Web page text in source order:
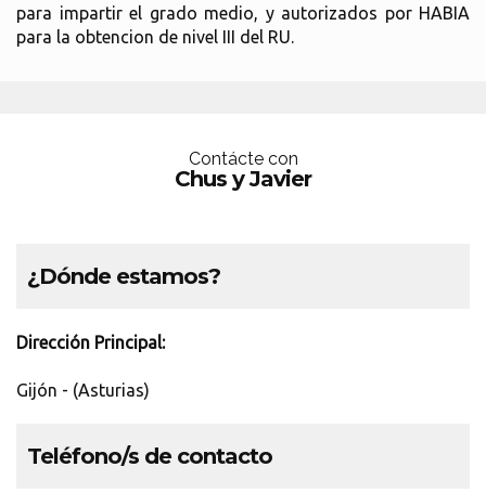
para impartir el grado medio, y autorizados por HABIA
para la obtencion de nivel III del RU.
Contácte con
Chus y Javier
¿Dónde estamos?
Dirección Principal:
Gijón - (Asturias)
Teléfono/s de contacto